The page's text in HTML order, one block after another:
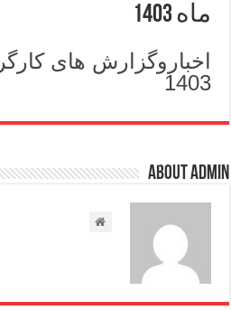
ماه 1403
1403
About admin